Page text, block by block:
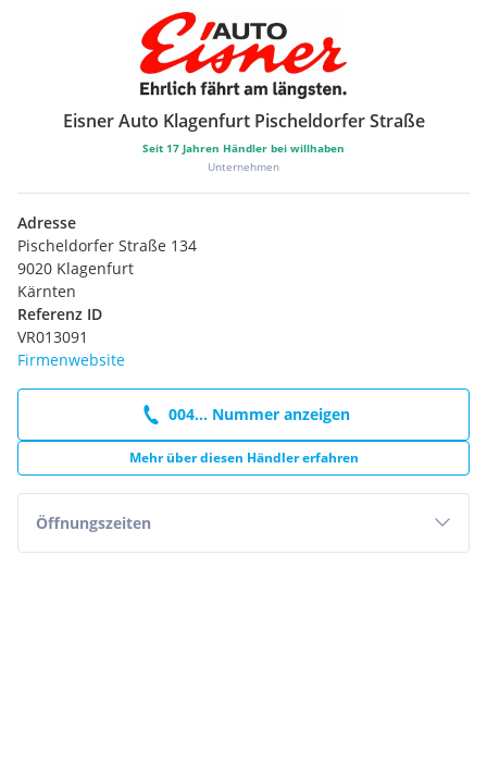
Eisner Auto Klagenfurt Pischeldorfer Straße
Seit 17 Jahren Händler bei willhaben
Unternehmen
Adresse
Pischeldorfer Straße 134
9020 Klagenfurt
Kärnten
Referenz ID
VR013091
Firmenwebsite
004... Nummer anzeigen
Mehr über diesen Händler erfahren
Öffnungszeiten